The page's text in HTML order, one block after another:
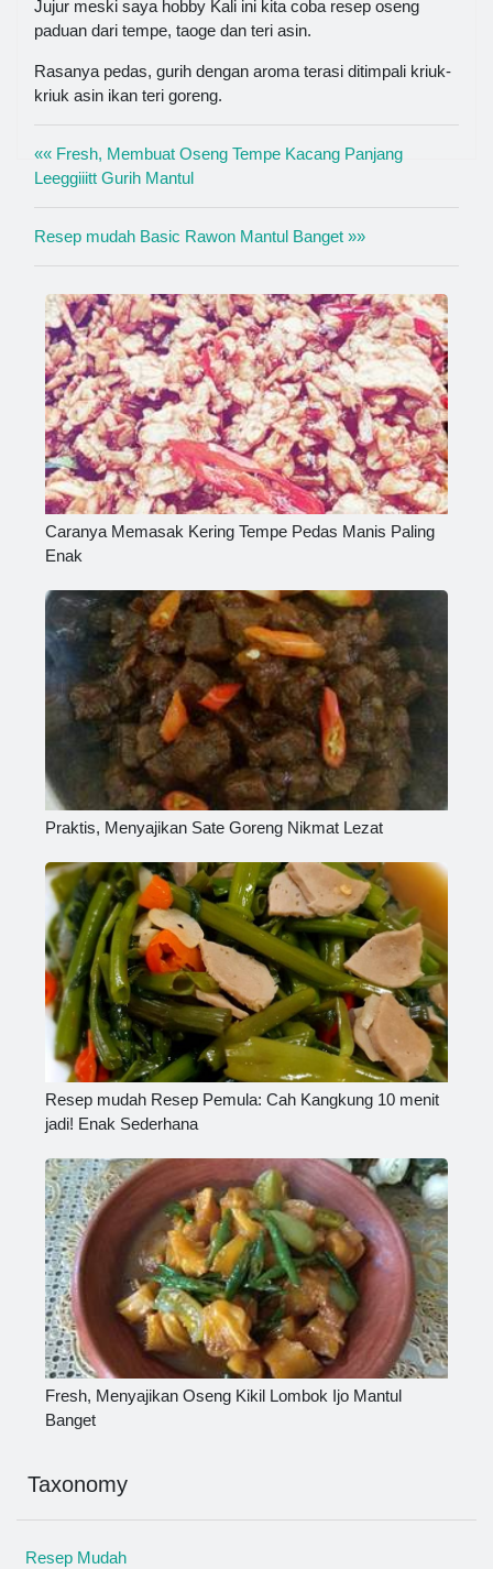
Jujur meski saya hobby Kali ini kita coba resep oseng
paduan dari tempe, taoge dan teri asin.
Rasanya pedas, gurih dengan aroma terasi ditimpali kriuk-
kriuk asin ikan teri goreng.
«« Fresh, Membuat Oseng Tempe Kacang Panjang
Leeggiiitt Gurih Mantul
Resep mudah Basic Rawon Mantul Banget »»
Caranya Memasak Kering Tempe Pedas Manis Paling
Enak
Praktis, Menyajikan Sate Goreng Nikmat Lezat
Resep mudah Resep Pemula: Cah Kangkung 10 menit
jadi! Enak Sederhana
Fresh, Menyajikan Oseng Kikil Lombok Ijo Mantul
Banget
Taxonomy
Resep Mudah